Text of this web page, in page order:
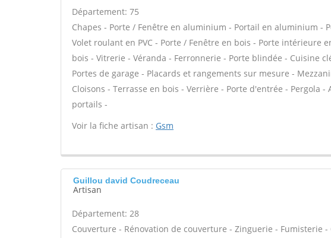
Département: 75
Chapes - Porte / Fenêtre en aluminium - Portail en aluminium -
Volet roulant en PVC - Porte / Fenêtre en bois - Porte intérieure
bois - Vitrerie - Véranda - Ferronnerie - Porte blindée - Cuisine
Portes de garage - Placards et rangements sur mesure -
Cloisons - Terrasse en bois - Verrière - Porte d'entrée - Pergola
portails -
Voir la fiche artisan : Gsm
Guillou david Coudreceau
Artisan
Département: 28
Couverture - Rénovation de couverture - Zinguerie - Fumisterie